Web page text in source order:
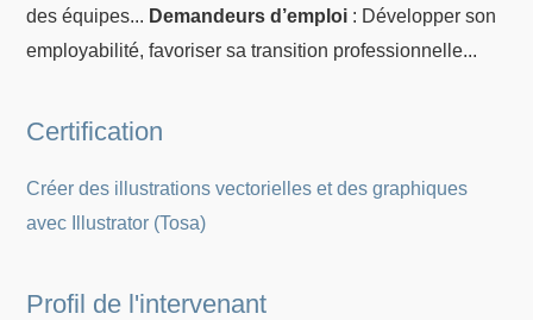
des équipes... Demandeurs d’emploi : Développer son
employabilité, favoriser sa transition professionnelle...
Certification
Créer des illustrations vectorielles et des graphiques
avec Illustrator (Tosa)
Profil de l'intervenant